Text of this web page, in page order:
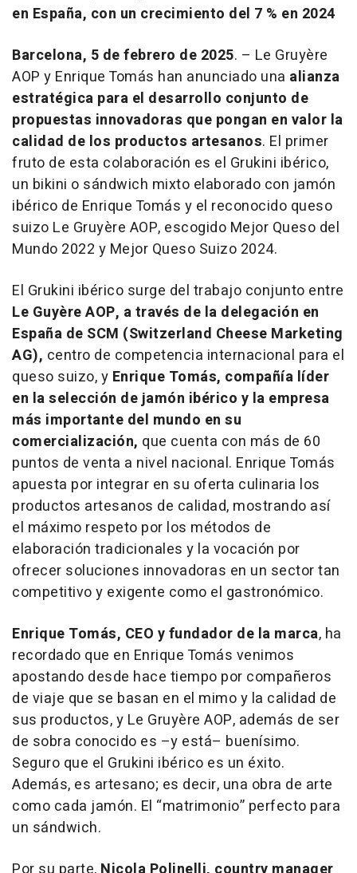
en España, con un crecimiento del 7 % en 2024
Barcelona, 5 de febrero de 2025. – Le Gruyère
AOP y Enrique Tomás han anunciado una alianza
estratégica para el desarrollo conjunto de
propuestas innovadoras que pongan en valor la
calidad de los productos artesanos. El primer
fruto de esta colaboración es el Grukini ibérico,
un bikini o sándwich mixto elaborado con jamón
ibérico de Enrique Tomás y el reconocido queso
suizo Le Gruyère AOP, escogido Mejor Queso del
Mundo 2022 y Mejor Queso Suizo 2024.
El Grukini ibérico surge del trabajo conjunto entre
Le Guyère AOP, a través de la delegación en
España de SCM (Switzerland Cheese Marketing
AG), centro de competencia internacional para el
queso suizo, y Enrique Tomás, compañía líder
en la selección de jamón ibérico y la empresa
más importante del mundo en su
comercialización, que cuenta con más de 60
puntos de venta a nivel nacional. Enrique Tomás
apuesta por integrar en su oferta culinaria los
productos artesanos de calidad, mostrando así
el máximo respeto por los métodos de
elaboración tradicionales y la vocación por
ofrecer soluciones innovadoras en un sector tan
competitivo y exigente como el gastronómico.
Enrique Tomás, CEO y fundador de la marca, ha
recordado que en Enrique Tomás venimos
apostando desde hace tiempo por compañeros
de viaje que se basan en el mimo y la calidad de
sus productos, y Le Gruyère AOP, además de ser
de sobra conocido es –y está– buenísimo.
Seguro que el Grukini ibérico es un éxito.
Además, es artesano; es decir, una obra de arte
como cada jamón. El “matrimonio” perfecto para
un sándwich.